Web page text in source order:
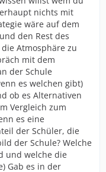
nichts mit
wäre auf dem
den Rest des
Atmosphäre zu
mit dem
der Schule
es welchen gibt)
ob es Alternativen
Vergleich zum
es eine
der Schüler, die
der Schule? Welche
und welche die
Gab es in der